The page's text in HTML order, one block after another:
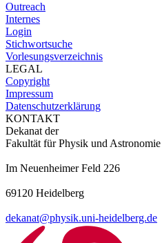
Outreach
Internes
Login
Stichwortsuche
Vorlesungsverzeichnis
LEGAL
Copyright
Impressum
Datenschutzerklärung
KONTAKT
Dekanat der
Fakultät für Physik und Astronomie
Im Neuenheimer Feld 226
69120 Heidelberg
dekanat@physik.uni-heidelberg.de